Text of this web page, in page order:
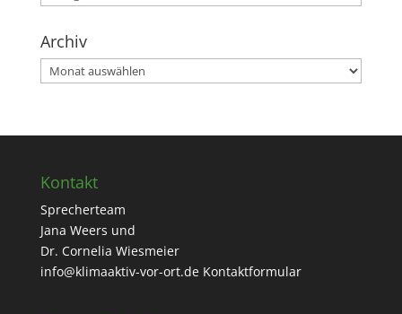
Archiv
Archiv
Kontakt
Sprecherteam
Jana Weers und
Dr. Cornelia Wiesmeier
info@klimaaktiv-vor-ort.de Kontaktformular